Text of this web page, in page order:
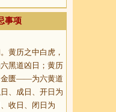
事项
黄历之中白虎，
黑道凶日；黄历
金匮——为六黄道
、成日、开日为
收日、闭日为